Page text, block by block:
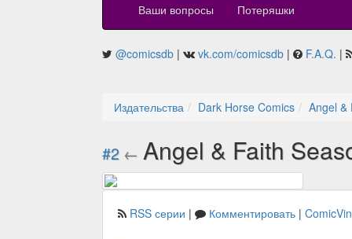
Ваши вопросы Потеряшки
@comicsdb | vk.com/comicsdb | F.A.Q. |
Издательства Dark Horse Comics Angel &
#2 ← Angel & Faith
RSS серии | Комментировать |